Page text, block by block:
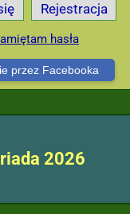
Rejestracja
hasła
przez Facebooka
2026